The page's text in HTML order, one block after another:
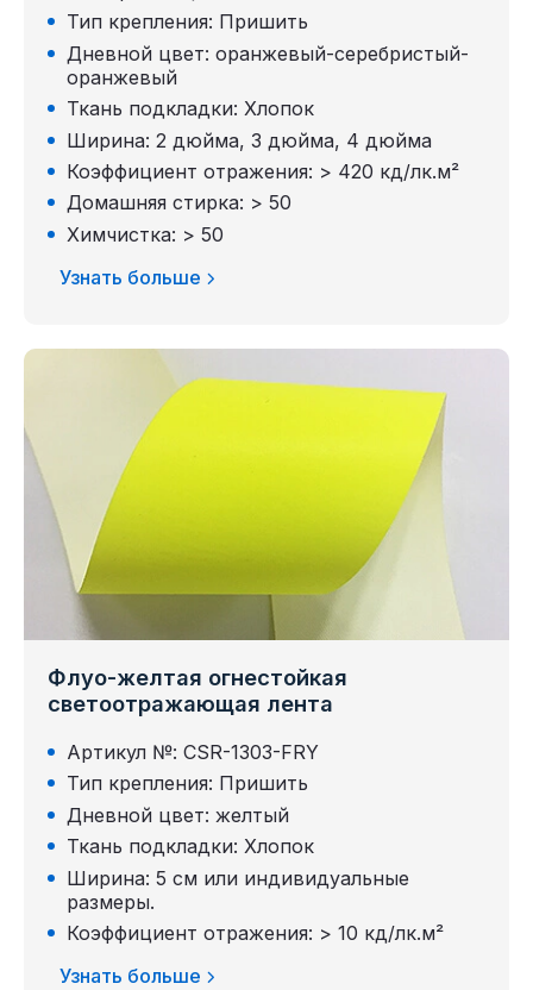
Тип крепления: Пришить
Дневной цвет: оранжевый-серебристый-
оранжевый
Ткань подкладки: Хлопок
Ширина: 2 дюйма, 3 дюйма, 4 дюйма
Коэффициент отражения: > 420 кд/лк.м²
Домашняя стирка: > 50
Химчистка: > 50
Узнать больше
Флуо-желтая огнестойкая
светоотражающая лента
Артикул №: CSR-1303-FRY
Тип крепления: Пришить
Дневной цвет: желтый
Ткань подкладки: Хлопок
Ширина: 5 см или индивидуальные
размеры.
Коэффициент отражения: > 10 кд/лк.м²
Узнать больше